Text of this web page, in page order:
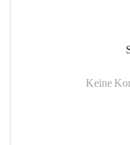
Keine